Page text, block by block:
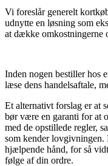
Vi foreslår generelt
udnytte en løsning som
at dække omkostningerne
Inden nogen bestiller hos
læse dens handelsaftale,
Et alternativt forslag er at
bør være en garanti for at
med de opstillede regler,
som kender lovgivningen.
hjælpende hånd, for så
følge af din ordre.